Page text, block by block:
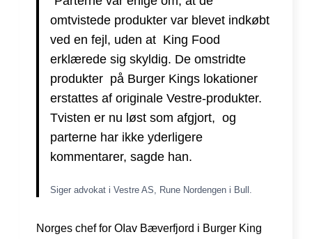
omtvistede produkter var blevet indkøbt
ved en fejl, uden at King Food
erklærede sig skyldig. De omstridte
produkter på Burger Kings lokationer
erstattes af originale Vestre-produkter.
Tvisten er nu løst som afgjort, og
parterne har ikke yderligere
kommentarer, sagde han.
Siger advokat i Vestre AS, Rune Nordengen i Bull.
Norges chef for OIav Bæverfjord i Burger King